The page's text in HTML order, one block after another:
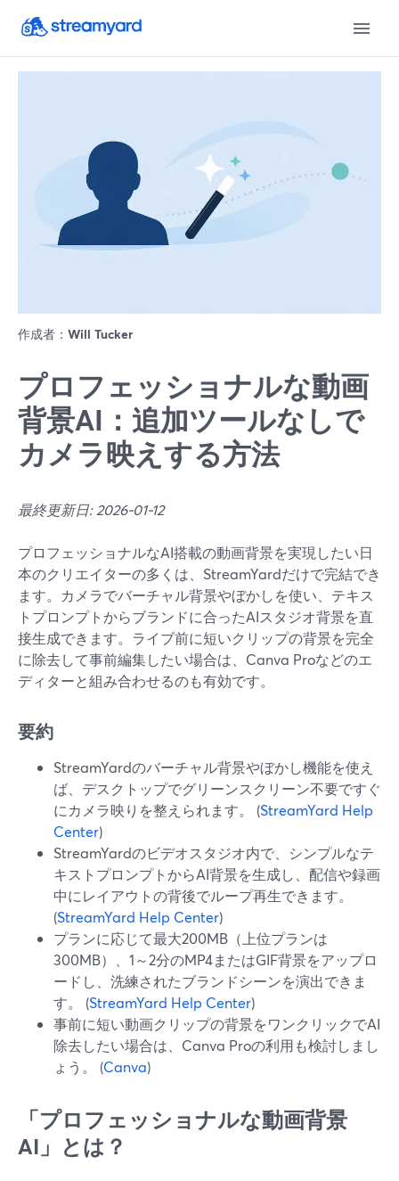
作成者： Will Tucker
プロフェッショナルな動画
背景AI：追加ツールなしで
カメラ映えする方法
最終更新日: 2026-01-12
プロフェッショナルなAI搭載の動画背景を実現したい日
本のクリエイターの多くは、StreamYardだけで完結でき
ます。カメラでバーチャル背景やぼかしを使い、テキス
トプロンプトからブランドに合ったAIスタジオ背景を直
接生成できます。ライブ前に短いクリップの背景を完全
に除去して事前編集したい場合は、Canva Proなどのエ
ディターと組み合わせるのも有効です。
要約
StreamYardのバーチャル背景やぼかし機能を使え
ば、デスクトップでグリーンスクリーン不要ですぐ
にカメラ映りを整えられます。 (StreamYard Help
Center)
StreamYardのビデオスタジオ内で、シンプルなテ
キストプロンプトからAI背景を生成し、配信や録画
中にレイアウトの背後でループ再生できます。
(StreamYard Help Center)
プランに応じて最大200MB（上位プランは
300MB）、1～2分のMP4またはGIF背景をアップロ
ードし、洗練されたブランドシーンを演出できま
す。 (StreamYard Help Center)
事前に短い動画クリップの背景をワンクリックでAI
除去したい場合は、Canva Proの利用も検討しまし
ょう。 (Canva)
「プロフェッショナルな動画背景
AI」とは？